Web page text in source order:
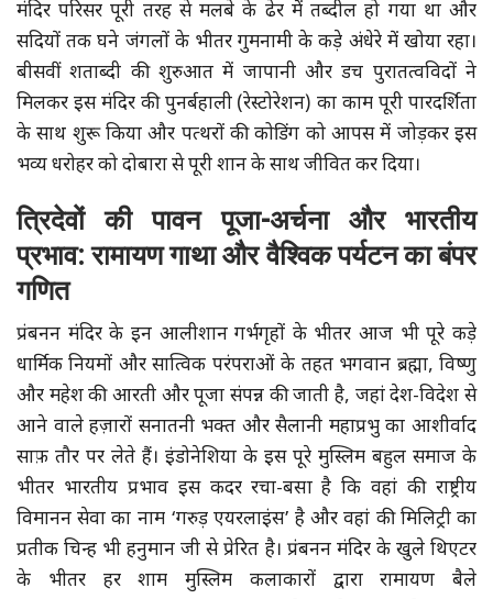
मंदिर परिसर पूरी तरह से मलबे के ढेर में तब्दील हो गया था और
सदियों तक घने जंगलों के भीतर गुमनामी के कड़े अंधेरे में खोया रहा।
बीसवीं शताब्दी की शुरुआत में जापानी और डच पुरातत्वविदों ने
मिलकर इस मंदिर की पुनर्बहाली (रेस्टोरेशन) का काम पूरी पारदर्शिता
के साथ शुरू किया और पत्थरों की कोडिंग को आपस में जोड़कर इस
भव्य धरोहर को दोबारा से पूरी शान के साथ जीवित कर दिया।
त्रिदेवों की पावन पूजा-अर्चना और भारतीय
प्रभाव: रामायण गाथा और वैश्विक पर्यटन का बंपर
गणित
प्रंबनन मंदिर के इन आलीशान गर्भगृहों के भीतर आज भी पूरे कड़े
धार्मिक नियमों और सात्विक परंपराओं के तहत भगवान ब्रह्मा, विष्णु
और महेश की आरती और पूजा संपन्न की जाती है, जहां देश-विदेश से
आने वाले हज़ारों सनातनी भक्त और सैलानी महाप्रभु का आशीर्वाद
साफ़ तौर पर लेते हैं। इंडोनेशिया के इस पूरे मुस्लिम बहुल समाज के
भीतर भारतीय प्रभाव इस कदर रचा-बसा है कि वहां की राष्ट्रीय
विमानन सेवा का नाम ‘गरुड़ एयरलाइंस’ है और वहां की मिलिट्री का
प्रतीक चिन्ह भी हनुमान जी से प्रेरित है। प्रंबनन मंदिर के खुले थिएटर
के भीतर हर शाम मुस्लिम कलाकारों द्वारा रामायण बैले